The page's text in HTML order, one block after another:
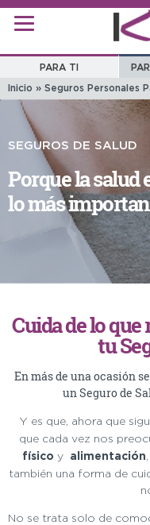
PARA TI
Inicio » Seguros Personales
SEGUROS DE SALUD
Porque la salud
lo más
Cuida de lo
tu
En más de una ocasión
un Seguro de
Y es que, ahora que
que cada vez nos
físico y alimentación
también una forma de
No se trata solo de